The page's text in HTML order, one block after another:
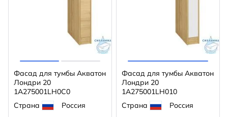
Фасад для тумбы Акватон
Лондри 20
1A275001LH0C0
Страна
Россия
Фасад для тумбы Акватон
Лондри 20
1A275001LH010
Страна
Россия